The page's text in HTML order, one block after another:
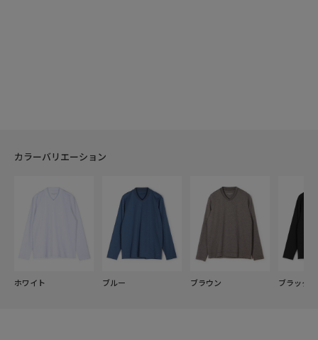
カラーバリエーション
ホワイト ブルー ブラウン ブラック